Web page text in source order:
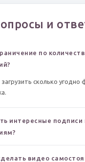
и
по
сколько угодно
интересные подписи
видео